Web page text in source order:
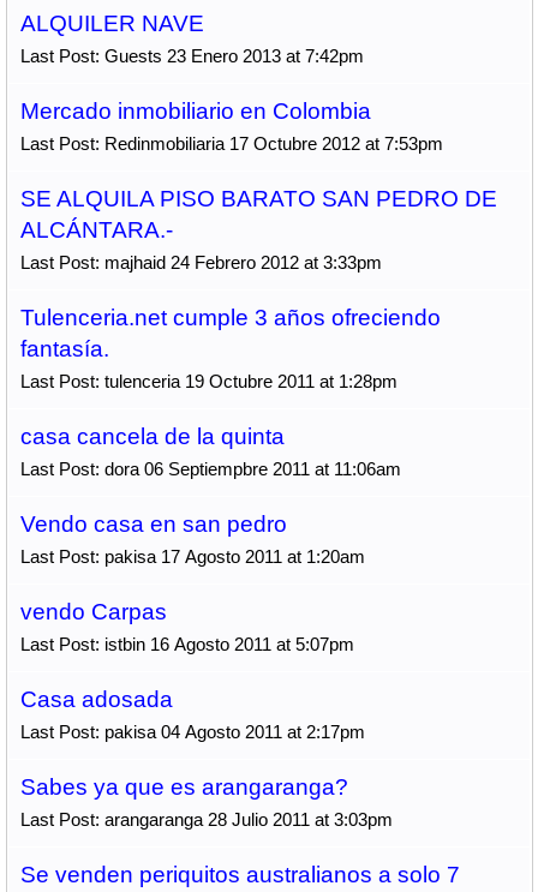
ALQUILER NAVE
Last Post: Guests 23 Enero 2013 at 7:42pm
Mercado inmobiliario en Colombia
Last Post: Redinmobiliaria 17 Octubre 2012 at 7:53pm
SE ALQUILA PISO BARATO SAN PEDRO DE
ALCÁNTARA.-
Last Post: majhaid 24 Febrero 2012 at 3:33pm
Tulenceria.net cumple 3 años ofreciendo
fantasía.
Last Post: tulenceria 19 Octubre 2011 at 1:28pm
casa cancela de la quinta
Last Post: dora 06 Septiempbre 2011 at 11:06am
Vendo casa en san pedro
Last Post: pakisa 17 Agosto 2011 at 1:20am
vendo Carpas
Last Post: istbin 16 Agosto 2011 at 5:07pm
Casa adosada
Last Post: pakisa 04 Agosto 2011 at 2:17pm
Sabes ya que es arangaranga?
Last Post: arangaranga 28 Julio 2011 at 3:03pm
Se venden periquitos australianos a solo 7